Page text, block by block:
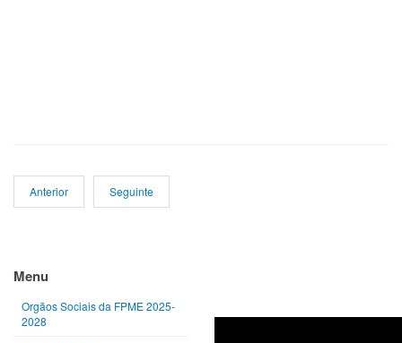
Anterior Seguinte
Menu
Orgãos Sociais da FPME 2025-
2028